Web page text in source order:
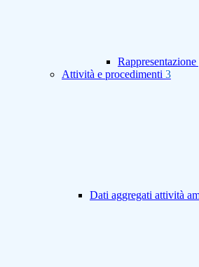
Attività e procedimenti 3
Dati aggregati attività